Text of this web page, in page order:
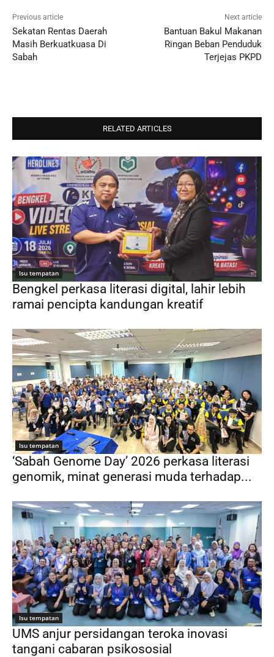
Previous article
Sekatan Rentas Daerah
Masih Berkuatkuasa Di
Sabah
Next article
Bantuan Bakul Makanan
Ringan Beban Penduduk
Terjejas PKPD
RELATED ARTICLES
Isu tempatan
Bengkel perkasa literasi digital, lahir lebih
ramai pencipta kandungan kreatif
Isu tempatan
‘Sabah Genome Day’ 2026 perkasa literasi
genomik, minat generasi muda terhadap...
Isu tempatan
UMS anjur persidangan teroka inovasi
tangani cabaran psikososial